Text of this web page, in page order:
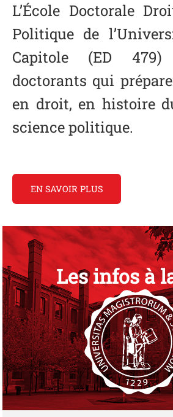
L’École Doctorale
Politique de
Capitole (ED
doctorants qui
en droit, en histoire
science politique.
EN SAVOIR PLUS
Les infos à